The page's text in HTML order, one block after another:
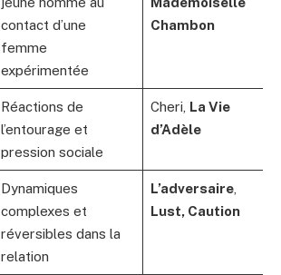
contact d’une
femme
expérimentée
Chambon
Réactions de
l’entourage et
pression sociale
Cheri, La Vie
d’Adèle
Dynamiques
complexes et
réversibles dans la
relation
L’adversaire,
Lust, Caution